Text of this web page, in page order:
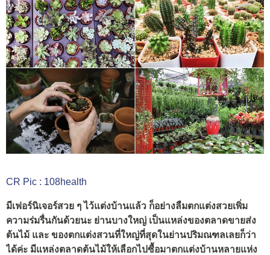
CR Pic : 108health
มีเฟอร์นิเจอร์สวย ๆ ไว้แต่งบ้านแล้ว ก็อย่างลืมตกแต่งสวยเพิ่ม
ความร่มรื่นกันด้วยนะ ย่านบางใหญ่ เป็นแหล่งของตลาดขายส่ง
ต้นไม้ และ ของตกแต่งสวนที่ใหญ่ที่สุดในย่านปริมณฑลเลยก็ว่า
ได้ค่ะ มีแหล่งตลาดต้นไม้ให้เลือกไปซื้อมาตกแต่งบ้านหลายแห่ง